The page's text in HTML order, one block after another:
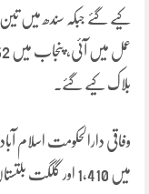
بلاک کیے گئے۔
میں 1,410 اور گلگت بلتستان میں 758 شناختی کارڈز پر کارروائی کی گئی۔